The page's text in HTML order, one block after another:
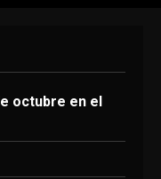
haber
octubre en el